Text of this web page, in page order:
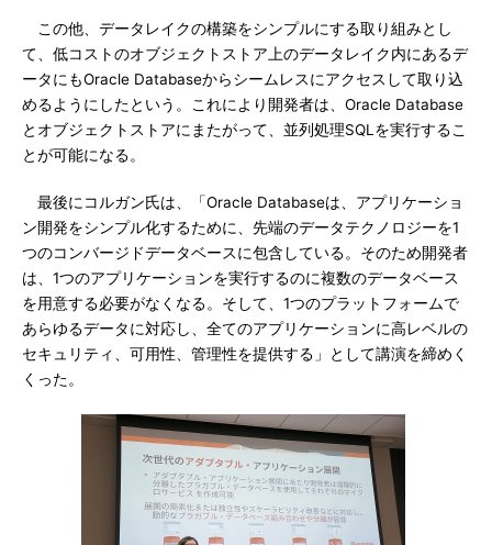
この他、データレイクの構築をシンプルにする取り組みとし
て、低コストのオブジェクトストア上のデータレイク内にあるデ
ータにもOracle Databaseからシームレスにアクセスして取り込
めるようにしたという。これにより開発者は、Oracle Database
とオブジェクトストアにまたがって、並列処理SQLを実行するこ
とが可能になる。
最後にコルガン氏は、「Oracle Databaseは、アプリケーショ
ン開発をシンプル化するために、先端のデータテクノロジーを1
つのコンバージドデータベースに包含している。そのため開発者
は、1つのアプリケーションを実行するのに複数のデータベース
を用意する必要がなくなる。そして、1つのプラットフォームで
あらゆるデータに対応し、全てのアプリケーションに高レベルの
セキュリティ、可用性、管理性を提供する」として講演を締めく
くった。